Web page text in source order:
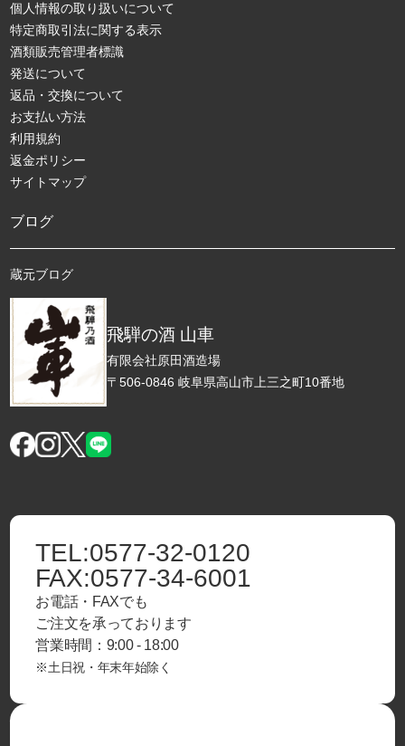
飛騨の酒 山車
有限会社原田酒造場
〒506-0846 岐阜県高山市上三之町10番地
個人情報の取り扱いについて
特定商取引法に関する表示
酒類販売管理者標識
発送について
返品・交換について
お支払い方法
利用規約
返金ポリシー
サイトマップ
ブログ
蔵元ブログ
TEL:0577-32-0120
FAX:0577-34-6001
お電話・FAXでも
ご注文を承っております
営業時間：9:00 - 18:00
※土日祝・年末年始除く